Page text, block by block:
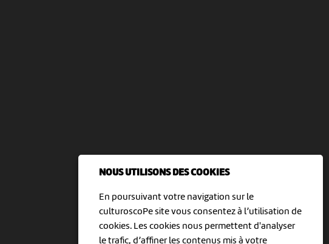
NOUS UTILISONS DES COOKIES
En poursuivant votre navigation sur le
culturoscoPe site vous consentez à l’utilisation de
cookies. Les cookies nous permettent d'analyser
le trafic, d’affiner les contenus mis à votre